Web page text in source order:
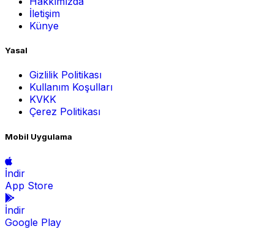
İletişim
Künye
Yasal
Gizlilik Politikası
Kullanım Koşulları
KVKK
Çerez Politikası
Mobil Uygulama
İndir
App Store
İndir
Google Play